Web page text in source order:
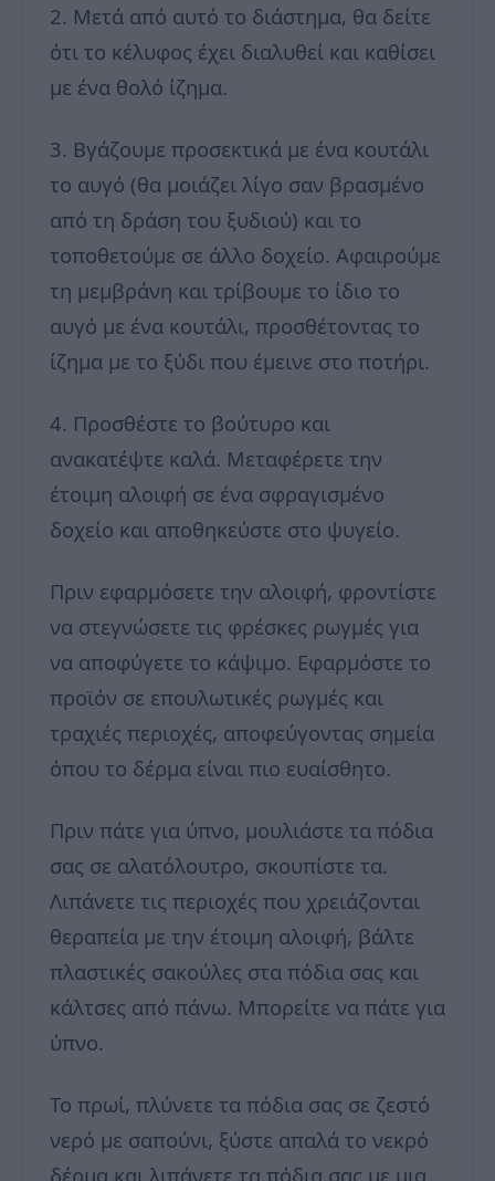
2. Μετά από αυτό το διάστημα, θα δείτε
ότι το κέλυφος έχει διαλυθεί και καθίσει
με ένα θολό ίζημα.
3. Βγάζουμε προσεκτικά με ένα κουτάλι
το αυγό (θα μοιάζει λίγο σαν βρασμένο
από τη δράση του ξυδιού) και το
τοποθετούμε σε άλλο δοχείο. Αφαιρούμε
τη μεμβράνη και τρίβουμε το ίδιο το
αυγό με ένα κουτάλι, προσθέτοντας το
ίζημα με το ξύδι που έμεινε στο ποτήρι.
4. Προσθέστε το βούτυρο και
ανακατέψτε καλά. Μεταφέρετε την
έτοιμη αλοιφή σε ένα σφραγισμένο
δοχείο και αποθηκεύστε στο ψυγείο.
Πριν εφαρμόσετε την αλοιφή, φροντίστε
να στεγνώσετε τις φρέσκες ρωγμές για
να αποφύγετε το κάψιμο. Εφαρμόστε το
προϊόν σε επουλωτικές ρωγμές και
τραχιές περιοχές, αποφεύγοντας σημεία
όπου το δέρμα είναι πιο ευαίσθητο.
Πριν πάτε για ύπνο, μουλιάστε τα πόδια
σας σε αλατόλουτρο, σκουπίστε τα.
Λιπάνετε τις περιοχές που χρειάζονται
θεραπεία με την έτοιμη αλοιφή, βάλτε
πλαστικές σακούλες στα πόδια σας και
κάλτσες από πάνω. Μπορείτε να πάτε για
ύπνο.
Το πρωί, πλύνετε τα πόδια σας σε ζεστό
νερό με σαπούνι, ξύστε απαλά το νεκρό
δέρμα και λιπάνετε τα πόδια σας με μια